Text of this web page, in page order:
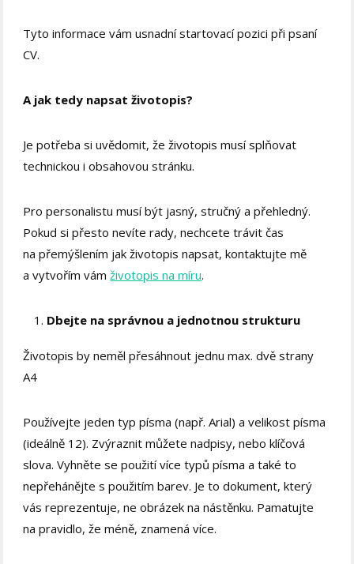
Tyto informace vám usnadní startovací pozici při psaní
CV.
A jak tedy napsat životopis?
Je potřeba si uvědomit, že životopis musí splňovat
technickou i obsahovou stránku.
Pro personalistu musí být jasný, stručný a přehledný.
Pokud si přesto nevíte rady, nechcete trávit čas
na přemýšlením jak životopis napsat, kontaktujte mě
a vytvořím vámživotopis na míru.
Dbejte na správnou a jednotnou strukturu
Životopis by neměl přesáhnout jednu max. dvě strany
A4
Používejte jeden typ písma (např. Arial) a velikost písma
(ideálně 12). Zvýraznit můžete nadpisy, nebo klíčová
slova. Vyhněte se použití více typů písma a také to
nepřehánějte s použitím barev. Je to dokument, který
vás reprezentuje, ne obrázek na nástěnku. Pamatujte
na pravidlo, že méně, znamená více.